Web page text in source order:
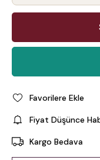
Favorilere Ekle
Fiyat Düşünce
Kargo Bedava